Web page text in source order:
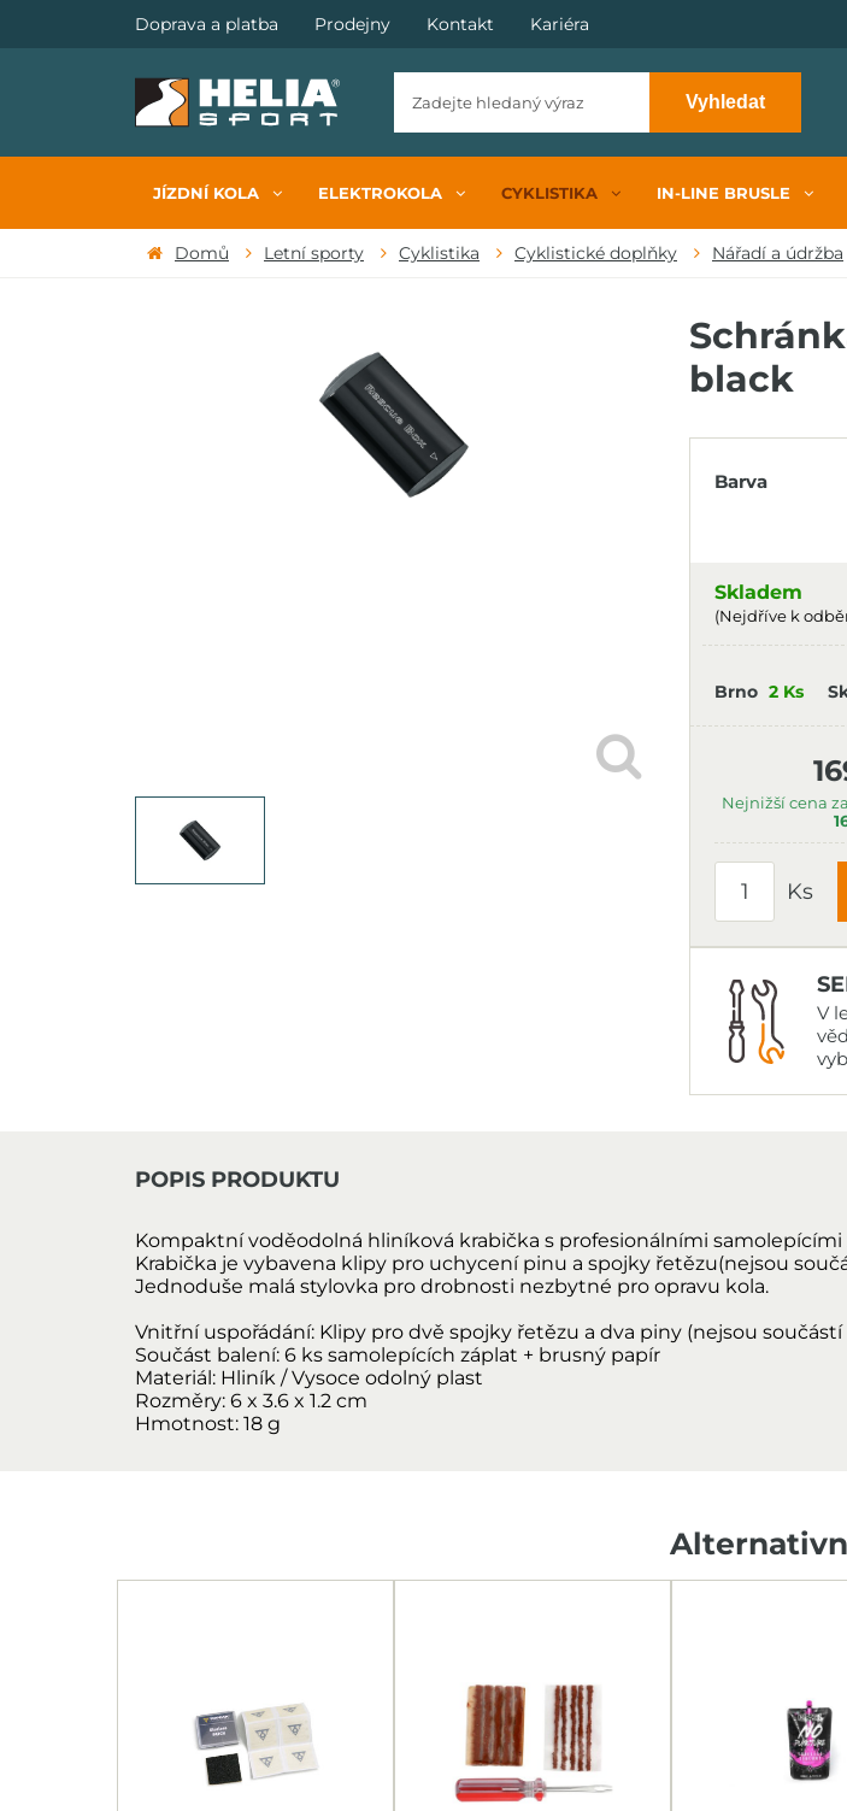
Doprava a platba Prodejny Kontakt Kariéra
Vyhledat
JÍZDNÍ KOLA ELEKTROKOLA CYKLISTIKA IN-LINE BRUSLE
Domů Letní sporty Cyklistika Cyklistické doplňky Nářadí a údržba
black
Barva
Skladem
(Nejdříve k
Brno 2 Ks
Nejnižší cena
Ks
V
POPIS PRODUKTU
Kompaktní voděodolná hliníková krabička s profesionálními samolepícími
Krabička je vybavena klipy pro uchycení pinu a spojky řetězu(nejsou
Jednoduše malá stylovka pro drobnosti nezbytné pro opravu kola.
Vnitřní uspořádání: Klipy pro dvě spojky řetězu a dva piny (nejsou součástí
Součást balení: 6 ks samolepících záplat + brusný papír
Materiál: Hliník / Vysoce odolný plast
Rozměry: 6 x 3.6 x 1.2 cm
Hmotnost: 18 g